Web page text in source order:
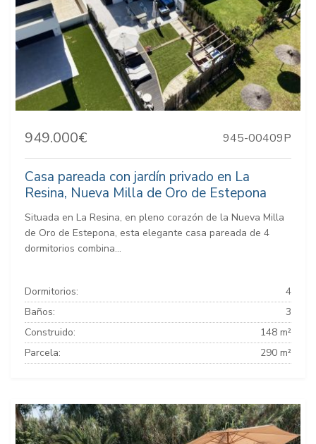
949.000€ 945-00409P
Casa pareada con jardín privado en La
Resina, Nueva Milla de Oro de Estepona
Situada en La Resina, en pleno corazón de la Nueva Milla
de Oro de Estepona, esta elegante casa pareada de 4
dormitorios combina...
Dormitorios:
4
Baños:
3
Construido:
148 m²
Parcela:
290 m²